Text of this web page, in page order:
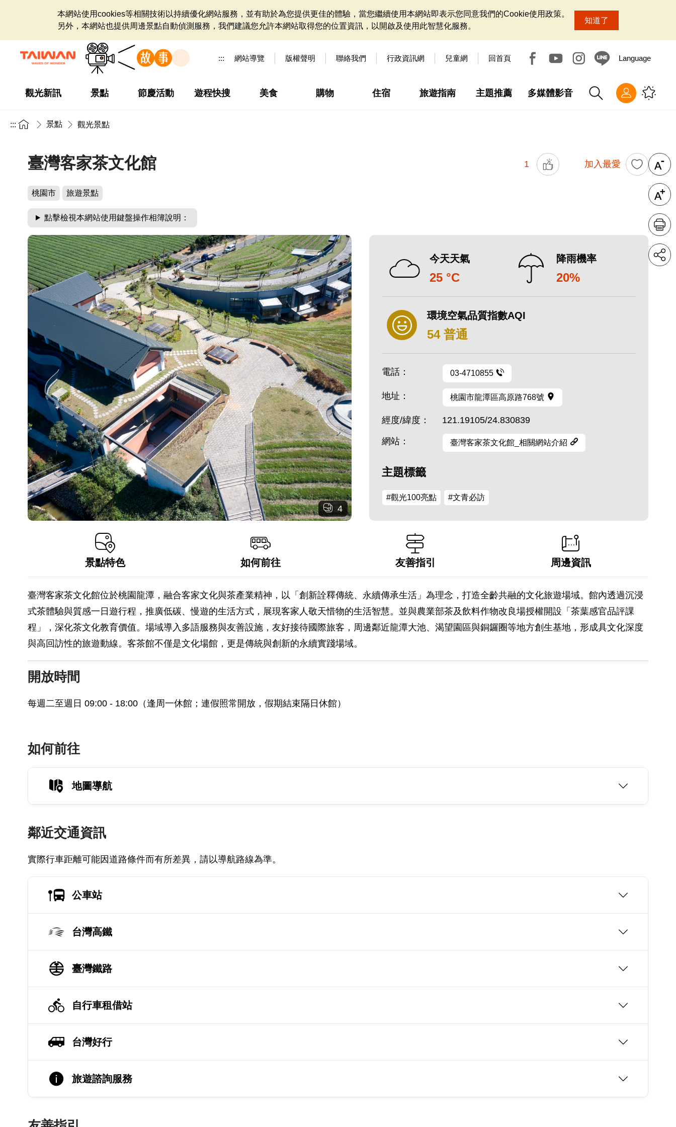
本網站使用cookies等相關技術以持續優化網站服務，並有助於為您提供更佳的體驗，當您繼續使用本網站即表示您同意我們的Cookie使用政策。
另外，本網站也提供周邊景點自動偵測服務，我們建議您允許本網站取得您的位置資訊，以開啟及使用此智慧化服務。
知道了
::: 網站導覽 版權聲明 聯絡我們 行政資訊網 兒童網 回首頁 Language
觀光新訊 景點 節慶活動 遊程快搜 美食 購物 住宿 旅遊指南 主題推薦 多媒體影音
::: 景點 觀光景點
臺灣客家茶文化館 1 加入最愛
桃園市 旅遊景點
點擊檢視本網站使用鍵盤操作相簿說明：
4
今天天氣
25 °C
降雨機率
20%
環境空氣品質指數AQI
54 普通
電話： 03-4710855
地址： 桃園市龍潭區高原路768號
經度/緯度： 121.19105/24.830839
網站： 臺灣客家茶文化館_相關網站介紹
主題標籤
#觀光100亮點 #文青必訪
景點特色 如何前往 友善指引 周邊資訊
臺灣客家茶文化館位於桃園龍潭，融合客家文化與茶產業精神，以「創新詮釋傳統、永續傳承生活」為理念，打造全齡共融的文化旅遊場域。館內透過沉浸
式茶體驗與質感一日遊行程，推廣低碳、慢遊的生活方式，展現客家人敬天惜物的生活智慧。並與農業部茶及飲料作物改良場授權開設「茶葉感官品評課
程」，深化茶文化教育價值。場域導入多語服務與友善設施，友好接待國際旅客，周邊鄰近龍潭大池、渴望園區與銅鑼圈等地方創生基地，形成具文化深度
與高回訪性的旅遊動線。客茶館不僅是文化場館，更是傳統與創新的永續實踐場域。
開放時間
每週二至週日 09:00 - 18:00（逢周一休館；連假照常開放，假期結束隔日休館）
如何前往
地圖導航
鄰近交通資訊
實際行車距離可能因道路條件而有所差異，請以導航路線為準。
公車站
台灣高鐵
臺灣鐵路
自行車租借站
台灣好行
旅遊諮詢服務